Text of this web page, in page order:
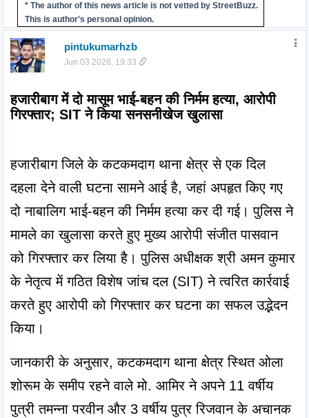
* The author of this news article is not vetted by StreetBuzz.
This is author's personal opinion.
pintukumarhzb
Jun 03 2026, 19:33
हजारीबाग में दो मासूम भाई-बहन की निर्मम हत्या, आरोपी
गिरफ्तार; SIT ने किया सनसनीखेज खुलासा
हजारीबाग जिले के कटकमदाग थाना क्षेत्र से एक दिल
दहला देने वाली घटना सामने आई है, जहां अपहृत किए गए
दो नाबालिग भाई-बहन की निर्मम हत्या कर दी गई। पुलिस ने
मामले का खुलासा करते हुए मुख्य आरोपी संजीत पासवान
को गिरफ्तार कर लिया है। पुलिस अधीक्षक श्री अमन कुमार
के नेतृत्व में गठित विशेष जांच दल (SIT) ने त्वरित कार्रवाई
करते हुए आरोपी को गिरफ्तार कर घटना का सफल उद्भेदन
किया।
जानकारी के अनुसार, कटकमदाग थाना क्षेत्र स्थित ओला
शोरूम के समीप रहने वाले मो. आमिर ने अपने 11 वर्षीय
पुत्री तमन्ना परवीन और 3 वर्षीय पुत्र रिजवान के अचानक